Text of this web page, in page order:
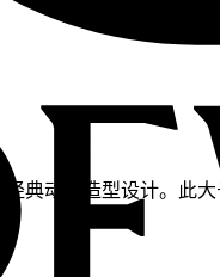
典动物造型设计。此